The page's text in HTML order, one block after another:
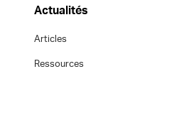
Actualités
Articles
Ressources